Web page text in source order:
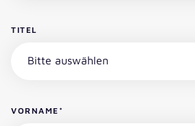
TITEL
VORNAME *